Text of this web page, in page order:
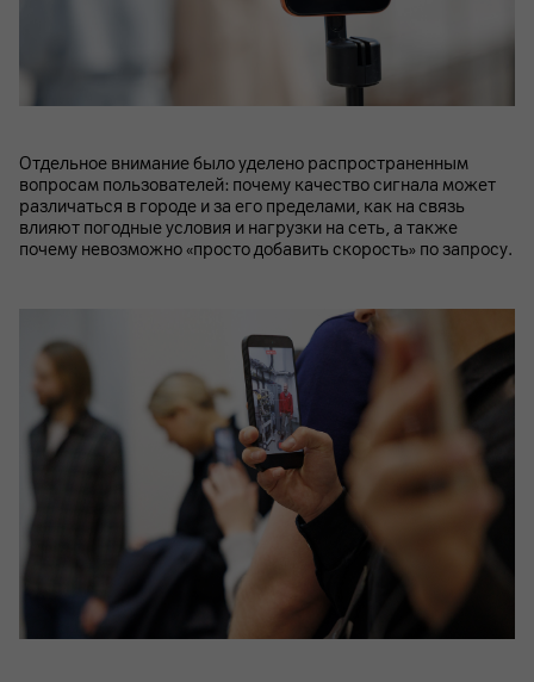
Отдельное внимание было уделено распространенным
вопросам пользователей: почему качество сигнала может
различаться в городе и за его пределами, как на связь
влияют погодные условия и нагрузки на сеть, а также
почему невозможно «просто добавить скорость» по запросу.